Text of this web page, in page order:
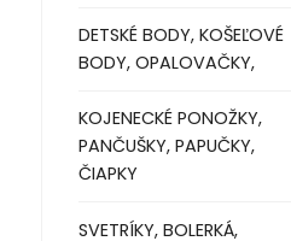
DETSKÉ BODY, KOŠEĽOVÉ
BODY, OPALOVAČKY,
KOJENECKÉ PONOŽKY,
PANČUŠKY, PAPUČKY,
ČIAPKY
SVETRÍKY, BOLERKÁ,